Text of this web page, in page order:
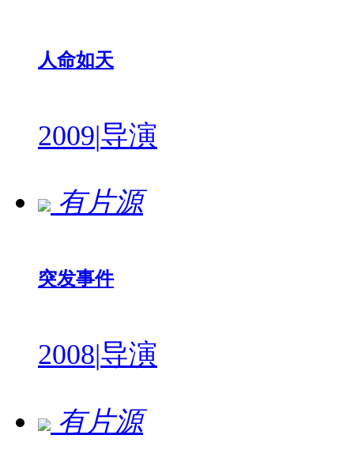
人命如天
2009|导演
有片源
突发事件
2008|导演
有片源